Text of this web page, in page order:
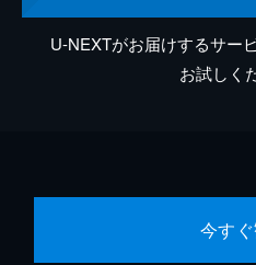
U-NEXTがお届けするサー
お試しく
今す